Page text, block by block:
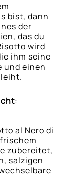
bist, dann
der
das du
wird
ihm seine
und einen
:
al Nero di
zubereitet,
salzigen